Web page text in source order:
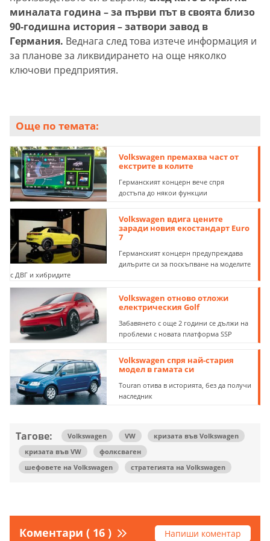
миналата година – за първи път в своята близо
90-годишна история – затвори завод в
Германия. Веднага след това изтече информация и
за планове за ликвидирането на още няколко
ключови предприятия.
Още по темата:
Volkswagen премахва част от
екстрите в колите
Германският концерн вече спря
достъпа до някои функции
Volkswagen вдига цените
заради новия екостандарт Euro
7
Германският концерн предупреждава
дилърите си за поскъпване на моделите
с ДВГ и хибридите
Volkswagen отново отложи
електрическия Golf
Забавянето с още 2 години се дължи на
проблеми с новата платформа SSP
Volkswagen спря най-стария
модел в гамата си
Touran отива в историята, без да получи
наследник
Тагове: Volkswagen VW
кризата във Volkswagen
кризата във VW
фолксваген
шефовете на Volkswagen
стратегията на Volkswagen
Коментари ( 16 ) Напиши коментар